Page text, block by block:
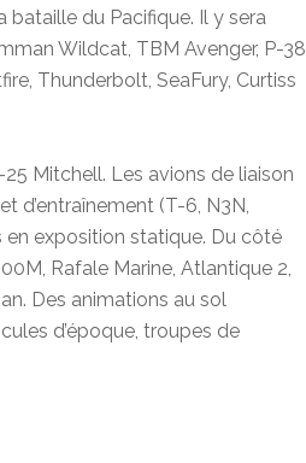
du Pacifique. Il y sera
Wildcat, TBM Avenger, P-38
Thunderbolt, SeaFury, Curtiss
Mitchell. Les avions de liaison
d’entraînement (T-6, N3N,
exposition statique. Du côté
Rafale Marine, Atlantique 2,
Des animations au sol
d’époque, troupes de